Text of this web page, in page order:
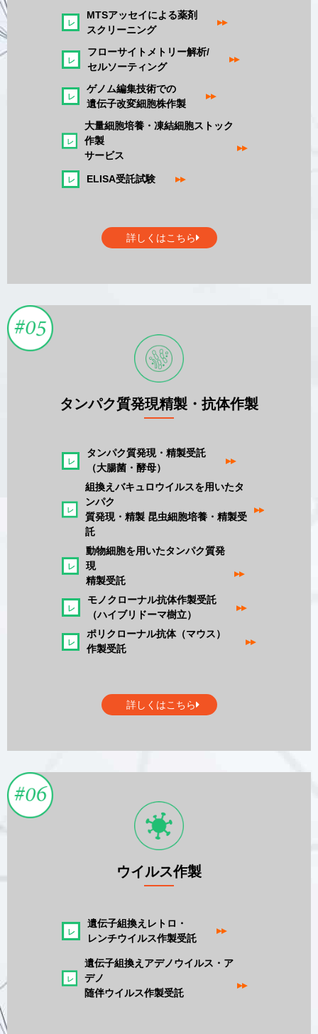
MTSアッセイによる薬剤
スクリーニング
▸▸
フローサイトメトリー解析/
セルソーティング
▸▸
ゲノム編集技術での
遺伝子改変細胞株作製
▸▸
大量細胞培養・凍結細胞ストック
作製
サービス
▸▸
ELISA受託試験▸▸
詳しくはこちら
タンパク質発現精製・抗体作製
タンパク質発現・精製受託
（大腸菌・酵母）
▸▸
組換えバキュロウイルスを用いたタ
ンパク
質発現・精製 昆虫細胞培養・精製受
託
▸▸
動物細胞を用いたタンパク質発
現
精製受託
▸▸
モノクローナル抗体作製受託
（ハイブリドーマ樹立）
▸▸
ポリクローナル抗体（マウス）
作製受託
▸▸
詳しくはこちら
ウイルス作製
遺伝子組換えレトロ・
レンチウイルス作製受託
▸▸
遺伝子組換えアデノウイルス・ア
デノ
随伴ウイルス作製受託
▸▸